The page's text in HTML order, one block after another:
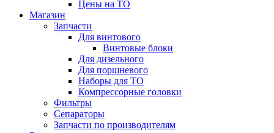
Цены на ТО
Магазин
Запчасти
Для винтового
Винтовые блоки
Для дизельного
Для поршневого
Наборы для ТО
Компрессорные головки
Фильтры
Сепараторы
Запчасти по производителям